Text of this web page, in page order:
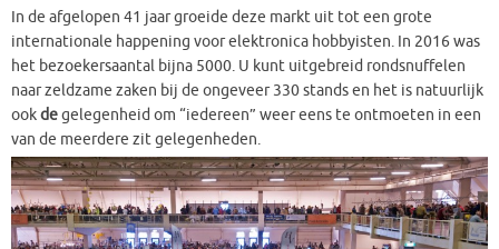
In de afgelopen 41 jaar groeide deze markt uit tot een grote
internationale happening voor elektronica hobbyisten. In 2016 was
het bezoekersaantal bijna 5000. U kunt uitgebreid rondsnuffelen
naar zeldzame zaken bij de ongeveer 330 stands en het is natuurlijk
ookdegelegenheid om “iedereen” weer eens te ontmoeten in een
van de meerdere zit gelegenheden.